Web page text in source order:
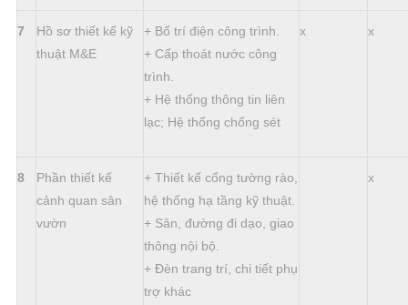
7
Hồ sơ thiết kế kỹ
thuật M&E
+ Bố trí điện công trình.
+ Cấp thoát nước công
trình.
+ Hệ thống thông tin liên
lạc; Hệ thống chống sét
x x
8
Phần thiết kế
cảnh quan sân
vườn
+ Thiết kế cổng tường rào,
hệ thống hạ tầng kỹ thuật.
+ Sân, đường đi dạo, giao
thông nội bộ.
+ Đèn trang trí, chi tiết phụ
trợ khác
x